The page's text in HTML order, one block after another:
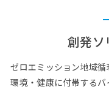
創発ソ
ゼロエミッション地域循
環境・健康に付帯する